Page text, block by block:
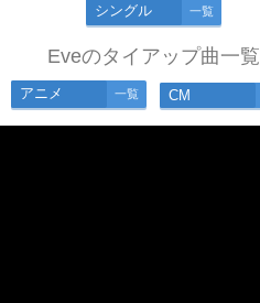
シングル 一覧
Eveのタイアップ曲一覧
アニメ 一覧 CM